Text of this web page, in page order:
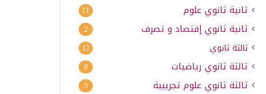
ثانية ثانوي علوم 11
ثانية ثانوي إقتصاد و تصرف 2
ثالثة ثانوي 12
ثالثة ثانوي رياضيات 8
ثالثة ثانوي علوم تجريبية 3